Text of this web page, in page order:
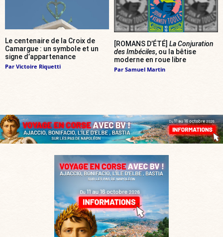
Le centenaire de la Croix de
Camargue : un symbole et un
signe d’appartenance
Par Victoire Riquetti
[ROMANS D’ÉTÉ] La Conjuration
des Imbéciles, ou la bêtise
moderne en roue libre
Par Samuel Martin